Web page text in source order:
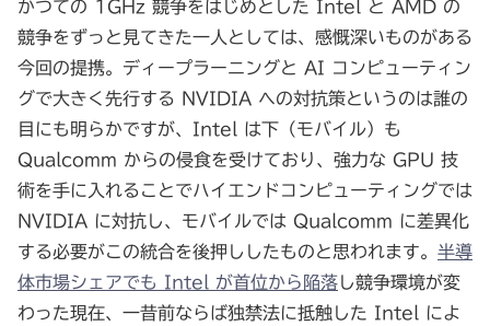
かつての 1GHz 競争をはじめとした Intel と AMD の
競争をずっと見てきた一人としては、感慨深いものがある
今回の提携。ディープラーニングと AI コンピューティン
グで大きく先行する NVIDIA への対抗策というのは誰の
目にも明らかですが、Intel は下（モバイル）も
Qualcomm からの侵食を受けており、強力な GPU 技
術を手に入れることでハイエンドコンピューティングでは
NVIDIA に対抗し、モバイルでは Qualcomm に差異化
する必要がこの統合を後押ししたものと思われます。 半導
体市場シェアでも Intel が首位から陥落し競争環境が変
わった現在、一昔前ならば独禁法に抵触した Intel によ